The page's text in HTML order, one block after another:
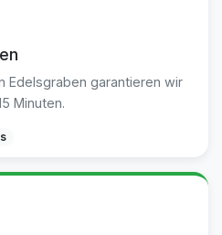
Edelsgraben garantieren wir
Minuten.